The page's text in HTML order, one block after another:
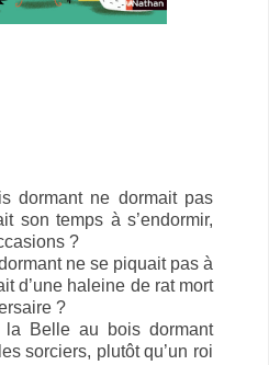
dormant ne dormait pas
son temps à s’endormir,
?
ne se piquait pas à
d’une haleine de rat mort
?
Belle au bois dormant
sorciers, plutôt qu’un roi